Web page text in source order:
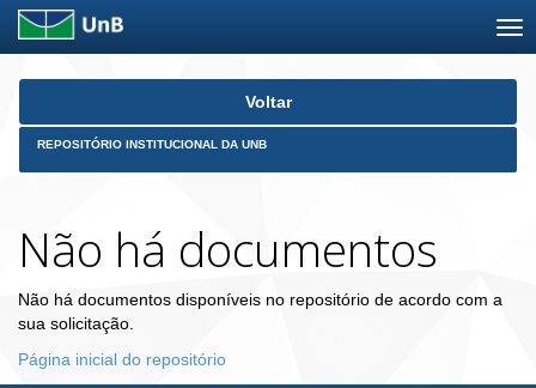
Skip
Voltar
REPOSITÓRIO INSTITUCIONAL DA UNB
Não há documentos
Não há documentos disponíveis no repositório de acordo com a
sua solicitação.
Página inicial do repositório